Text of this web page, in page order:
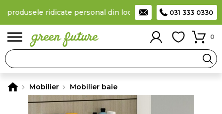
produsele ridicate personal din locker Taxă de livrare 11,99
031 333 0330
0
Mobilier Mobilier baie